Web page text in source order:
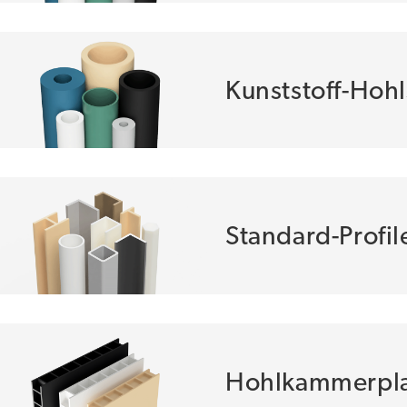
Kunststoff-
Standard-